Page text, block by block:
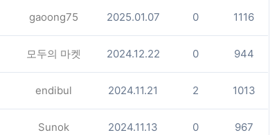
gaoong75 2025.01.07 0 1116
모두의 마켓 2024.12.22 0 944
endibul 2024.11.21 2 1013
Sunok 2024.11.13 0 967